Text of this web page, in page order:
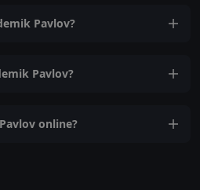
Pavlov?
Pavlov?
online?